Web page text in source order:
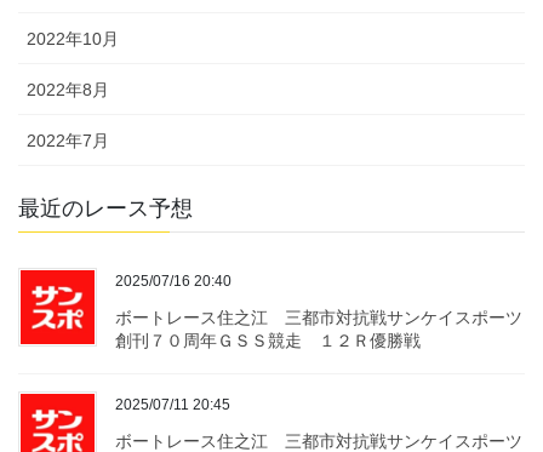
2022年10月
2022年8月
2022年7月
最近のレース予想
2025/07/16 20:40
ボートレース住之江 三都市対抗戦サンケイスポーツ
創刊７０周年ＧＳＳ競走 １２Ｒ優勝戦
2025/07/11 20:45
ボートレース住之江 三都市対抗戦サンケイスポーツ